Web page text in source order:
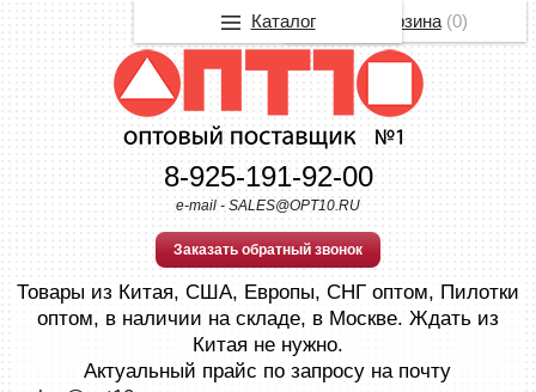
8-925-191-92-00
e-mail - SALES@OPT10.RU
Заказать обратный звонок
Товары из Китая, США, Европы, СНГ оптом, Пилотки
оптом, в наличии на складе, в Москве. Ждать из
Китая не нужно.
Актуальный прайс по запросу на почту
Корзина(0)
Каталог